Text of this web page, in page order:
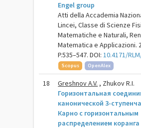
Engel group
Atti della Accademia
Lincei, Classe di Scienze
Matematiche e Naturali,
Matematica e Applicazioni.
P.535–547. DOI:10.4171/
Scopus
OpenAlex
18 Greshnov A.V. , Zhukov R.I.
Горизонтальная
канонической 3-
Карно с горизонтальным
распределением коранга